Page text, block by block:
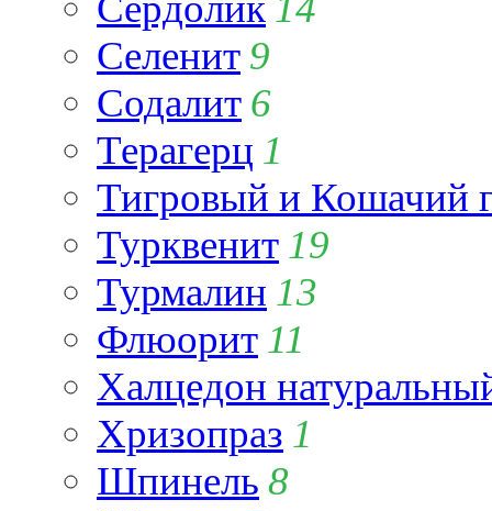
Селенит 9
Содалит 6
Терагерц 1
Тигровый и Кошачий
Турквенит 19
Турмалин 13
Флюорит 11
Халцедон
Хризопраз 1
Шпинель 8